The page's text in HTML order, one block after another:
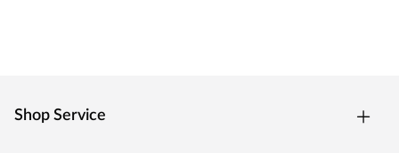
Shop Service